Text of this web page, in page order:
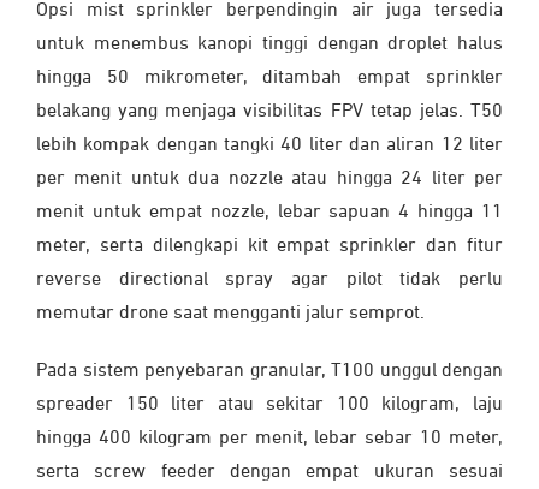
Opsi mist sprinkler berpendingin air juga tersedia
untuk menembus kanopi tinggi dengan droplet halus
hingga 50 mikrometer, ditambah empat sprinkler
belakang yang menjaga visibilitas FPV tetap jelas. T50
lebih kompak dengan tangki 40 liter dan aliran 12 liter
per menit untuk dua nozzle atau hingga 24 liter per
menit untuk empat nozzle, lebar sapuan 4 hingga 11
meter, serta dilengkapi kit empat sprinkler dan fitur
reverse directional spray agar pilot tidak perlu
memutar drone saat mengganti jalur semprot.
Pada sistem penyebaran granular, T100 unggul dengan
spreader 150 liter atau sekitar 100 kilogram, laju
hingga 400 kilogram per menit, lebar sebar 10 meter,
serta screw feeder dengan empat ukuran sesuai